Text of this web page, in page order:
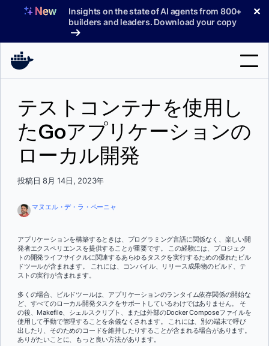
へ
Insights on the state of AI agents from 800+
builders and leaders. Download your copy
✕
製品
索
サインイン
テストコンテナを使用し
たGoアプリケーションの
ローカル開発
投稿日 8月 14日, 2023年
マヌエル・デ・ラ・ペーニャ
アプリケーションを構築するときは、プログラミング言語に関係なく、楽しい開
発者エクスペリエンスを提供することが重要です。 この経験には、プロジェク
トの開発ライフサイクルに関連するあらゆるタスクを実行するための優れたビル
ドツールが含まれます。 これには、コンパイル、リリース成果物のビルド、テ
ストの実行が含まれます。
多くの場合、ビルドツールは、アプリケーションのランタイム依存関係の開始な
ど、すべてのローカル開発タスクをサポートしているわけではありません。 そ
の後、Makefile、シェルスクリプト、または外部のDocker Composeファイルを
使用して手動で管理することを余儀なくされます。 これには、別の端末で呼び
出したり、そのためのコードを維持したりすることが含まれる場合があります。
ありがたいことに、もっと良い方法があります。